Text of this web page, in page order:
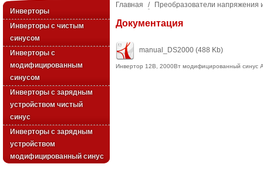
Инверторы
Инверторы с чистым
синусом
Инверторы с
модифицированным
синусом
Инверторы с зарядным
устройством чистый
синус
Инверторы с зарядным
устройством
модифицированный синус
Главная / Преобразователи напряжения
Документация
manual_DS2000 (488 Kb)
Инвертор 12В, 2000Вт модифицированный синус